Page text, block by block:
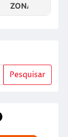
Pesquisar